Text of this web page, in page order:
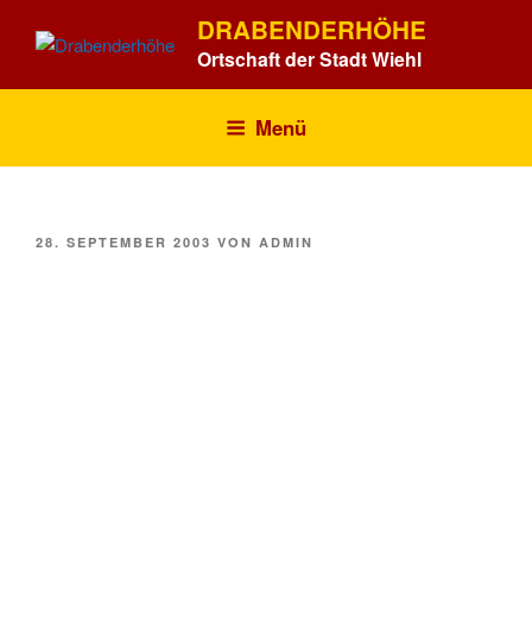
Inhalt
DRABENDERHÖHE
Ortschaft der Stadt Wiehl
Menü
VERÖFFENTLICHT
28. SEPTEMBER 2003 VON ADMIN